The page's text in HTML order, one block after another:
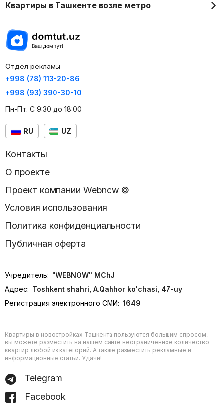
Квартиры в Ташкенте возле метро
Отдел рекламы
+998 (78) 113-20-86
+998 (93) 390-30-10
Пн-Пт. С 9:30 до 18:00
RU UZ
Контакты
О проекте
Проект компании Webnow ©
Условия использования
Политика конфиденциальности
Публичная оферта
Учредитель: "WEBNOW" MChJ
Адрес: Toshkent shahri, A.Qahhor ko'chasi, 47-uy
Регистрация электронного СМИ: 1649
Квартиры в новостройках Ташкента пользуются большим спросом,
вы можете разместить на нашем сайте неограниченное количество
квартир любой из категорий. А также разместить рекламные и
информационные статьи. Удачи!
Telegram
Facebook